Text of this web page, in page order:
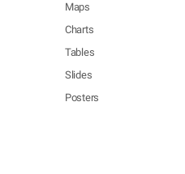
Maps
Charts
Tables
Slides
Posters